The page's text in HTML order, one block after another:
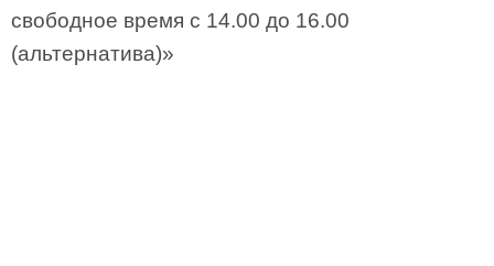
свободное время с 14.00 до 16.00
(альтернатива)»